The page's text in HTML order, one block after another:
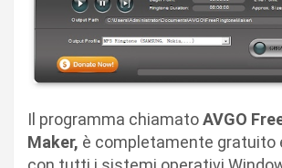
Il programma chiamatoAVGO
Maker, è completamente gratuito